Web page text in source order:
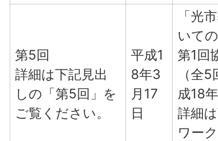
第5回
詳細は下記見出
しの「第5回」を
ご覧ください。
平成1
8年3
月17
日
「光
いて
第1回
（全
成18
詳細
ワー